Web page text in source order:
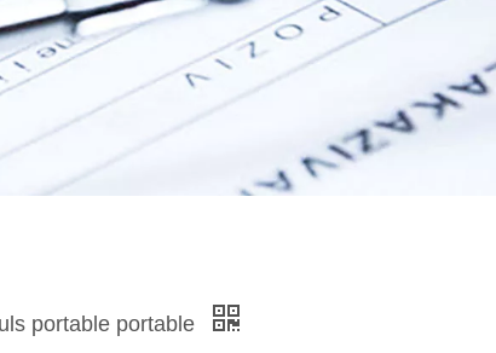
portable portable